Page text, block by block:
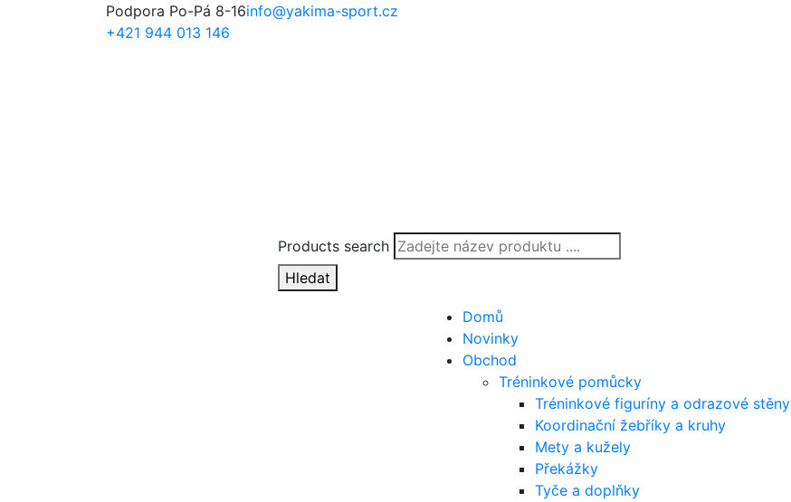
Podpora Po-Pá 8-16
+421 944 013 146
info@yakima-sport.cz
Products search
Hledat
Domů
Novinky
Obchod
Tréninkové pomůcky
Tréninkové figuríny a odrazové stěny
Koordinační žebříky a kruhy
Mety a kužely
Překážky
Tyče a doplňky